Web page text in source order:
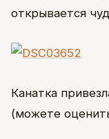
открывается
Канатка
(можете